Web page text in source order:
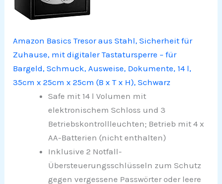
Amazon Basics Tresor aus Stahl, Sicherheit für
Zuhause, mit digitaler Tastatursperre – für
Bargeld, Schmuck, Ausweise, Dokumente, 14 l,
35cm x 25cm x 25cm (B x T x H), Schwarz
Safe mit 14 l Volumen mit
elektronischem Schloss und 3
Betriebskontrollleuchten; Betrieb mit 4 x
AA-Batterien (nicht enthalten)
Inklusive 2 Notfall-
Übersteuerungsschlüsseln zum Schutz
gegen vergessene Passwörter oder leere